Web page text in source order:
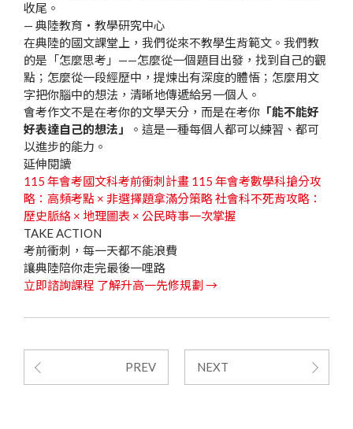
收尾。
— 典陸教育・教學研究中心
在典陸的國文課堂上，我們從來不教學生背範文。我們教
的是「怎麼思考」——怎麼從一個題目出發，找到自己的觀
點；怎麼從一段經歷中，提煉出有深度的體悟；怎麼用文
字把你腦中的想法，清晰地傳遞給另一個人。
會考作文不是在考你的文學天分，而是在考你 「能不能好
好表達自己的想法」
。這是一種每個人都可以練習、都可
以進步的能力。
延伸閱讀
115 年會考國文科考前衝刺計畫 115 年會考數學科搶分攻
略：高頻考點 × 非選擇題拿滿分策略社會科不死背攻略：
歷史脈絡 × 地理圖表 × 公民時事一次掌握
TAKE ACTION
考前衝刺，每一天都不能浪費
讓典陸陪你走完最後一哩路
立即諮詢課程 了解升高一先修規劃 →
PREV NEXT